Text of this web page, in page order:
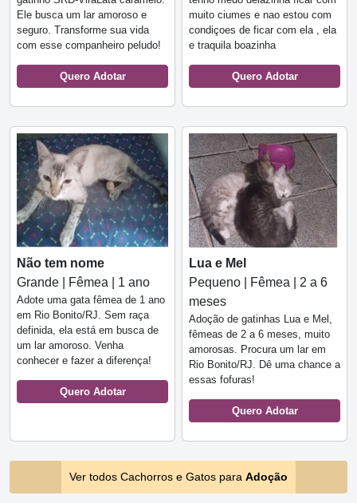
Ele busca um lar amoroso e
seguro. Transforme sua vida
com esse companheiro peludo!
Quero Adotar
muito ciumes e nao estou com
condiçoes de ficar com ela , ela
e traquila boazinha
Quero Adotar
Não tem nome
Grande | Fêmea | 1 ano
Adote uma gata fêmea de 1 ano
em Rio Bonito/RJ. Sem raça
definida, ela está em busca de
um lar amoroso. Venha
conhecer e fazer a diferença!
Quero Adotar
Lua e Mel
Pequeno | Fêmea | 2 a 6
meses
Adoção de gatinhas Lua e Mel,
fêmeas de 2 a 6 meses, muito
amorosas. Procura um lar em
Rio Bonito/RJ. Dê uma chance a
essas fofuras!
Quero Adotar
Ver todos Cachorros e Gatos para Adoção